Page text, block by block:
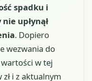
spadku i
nie upłynął
. Dopiero
wezwania do
w tej
i z aktualnym